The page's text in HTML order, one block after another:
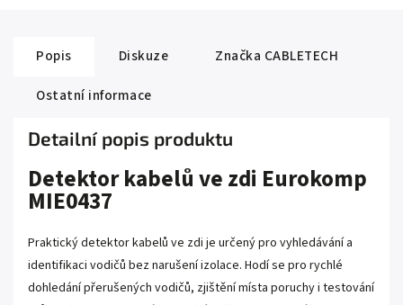
Popis Diskuze Značka CABLETECH
Ostatní informace
Detailní popis produktu
Detektor kabelů ve zdi Eurokomp
MIE0437
Praktický detektor kabelů ve zdi je určený pro vyhledávání a
identifikaci vodičů bez narušení izolace. Hodí se pro rychlé
dohledání přerušených vodičů, zjištění místa poruchy i testování